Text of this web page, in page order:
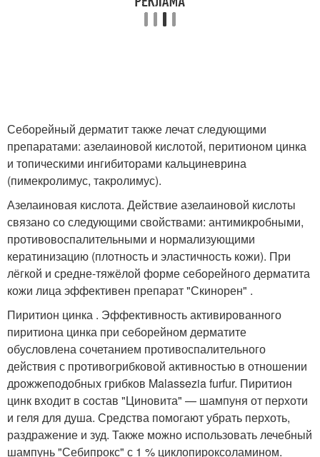
Себорейный дерматит также лечат следующими
препаратами: азелаиновой кислотой, перитионом цинка
и топическими ингибиторами кальциневрина
(пимекролимус, такролимус).
Азелаиновая кислота. Действие азелаиновой кислоты
связано со следующими свойствами: антимикробными,
противовоспалительными и нормализующими
кератинизацию (плотность и эластичность кожи). При
лёгкой и средне-тяжёлой форме себорейного дерматита
кожи лица эффективен препарат "Скинорен" .
Пиритион цинка . Эффективность активированного
пиритиона цинка при себорейном дерматите
обусловлена сочетанием противоспалительного
действия с противогрибковой активностью в отношении
дрожжеподобных грибков Malassezia furfur. Пиритион
цинк входит в состав "Циновита" — шампуня от перхоти
и геля для душа. Средства помогают убрать перхоть,
раздражение и зуд. Также можно использовать лечебный
шампунь "Себипрокс" с 1 % циклопироксоламином.